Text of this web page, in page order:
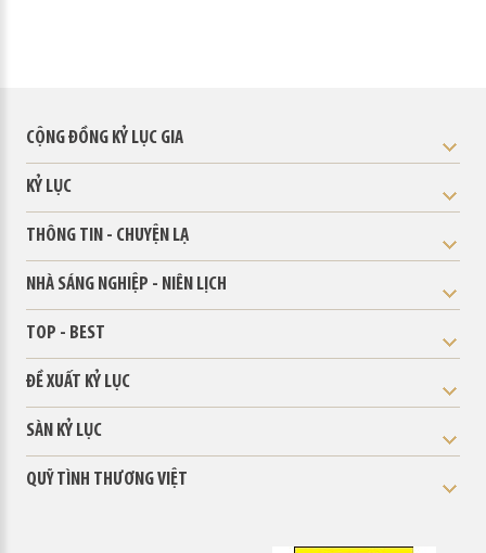
CỘNG ĐỒNG KỶ LỤC GIA
KỶ LỤC
THÔNG TIN - CHUYỆN LẠ
NHÀ SÁNG NGHIỆP - NIÊN LỊCH
TOP - BEST
ĐỀ XUẤT KỶ LỤC
SÀN KỶ LỤC
QUỸ TÌNH THƯƠNG VIỆT